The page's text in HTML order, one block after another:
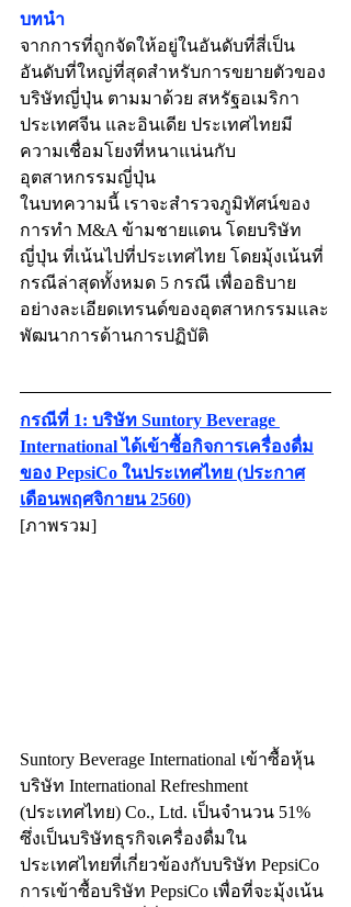
บทนำ
จากการที่ถูกจัดให้อยู่ในอันดับที่สี่เป็น
อันดับที่ใหญ่ที่สุดสำหรับการขยายตัวของ
บริษัทญี่ปุ่น ตามมาด้วย สหรัฐอเมริกา
ประเทศจีน และอินเดีย ประเทศไทยมี
ความเชื่อมโยงที่หนาแน่นกับ
อุตสาหกรรมญี่ปุ่น
ในบทความนี้ เราจะสำรวจภูมิทัศน์ของ
การทำ M&A ข้ามชายแดน โดยบริษัท
ญี่ปุ่น ที่เน้นไปที่ประเทศไทย โดยมุ้งเน้นที่
กรณีล่าสุดทั้งหมด 5 กรณี เพื่ออธิบาย
อย่างละเอียดเทรนด์ของอุตสาหกรรมและ
พัฒนาการด้านการปฏิบัติ
กรณีที่ 1: บริษัท Suntory Beverage
International ได้เข้าซื้อกิจการเครื่องดื่ม
ของ PepsiCo ในประเทศไทย (ประกาศ
เดือนพฤศจิกายน 2560)
[ภาพรวม]
Suntory Beverage International เข้าซื้อหุ้น
บริษัท International Refreshment
(ประเทศไทย) Co., Ltd. เป็นจำนวน 51%
ซึ่งเป็นบริษัทธุรกิจเครื่องดื่มใน
ประเทศไทยที่เกี่ยวข้องกับบริษัท PepsiCo
การเข้าซื้อบริษัท PepsiCo เพื่อที่จะมุ้งเน้น